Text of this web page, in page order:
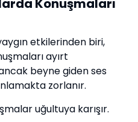
Konuşmaları
etkilerinden biri,
ayırt
beyne giden ses
zorlanır.
uğultuya karışır.